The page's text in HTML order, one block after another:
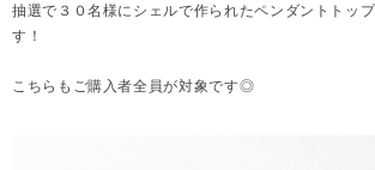
抽選で３０名様にシェルで作られたペンダントトッ
す！
こちらもご購入者全員が対象です◎